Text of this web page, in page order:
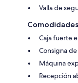
Valla de
Comodidades
Caja fuerte
Consigna
Máquina
Recepción